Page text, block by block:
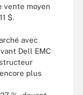
vente moyen
$.
avec
Dell EMC
plus